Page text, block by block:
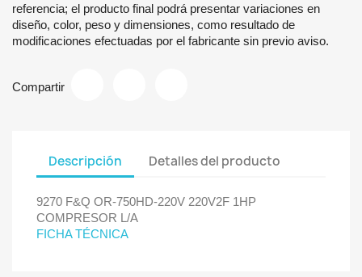
referencia; el producto final podrá presentar variaciones en
diseño, color, peso y dimensiones, como resultado de
modificaciones efectuadas por el fabricante sin previo aviso.
Compartir
Descripción Detalles del producto
9270 F&Q OR-750HD-220V 220V2F 1HP
COMPRESOR L/A
FICHA TÉCNICA